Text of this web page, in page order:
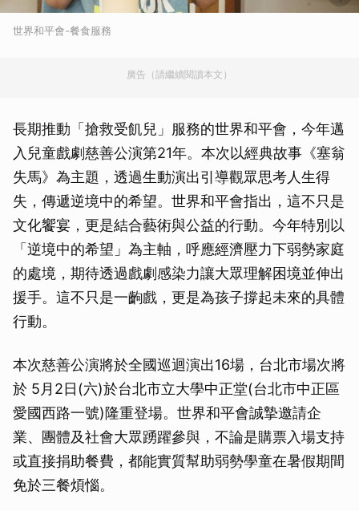
世界和平會-餐食服務
廣告（請繼續閱讀本文）
長期推動「搶救受飢兒」服務的世界和平會，今年邁
入兒童戲劇慈善公演第21年。本次以經典故事《塞翁
失馬》為主題，透過生動演出引導觀眾思考人生得
失，傳遞逆境中的希望。世界和平會指出，這不只是
文化饗宴，更是結合藝術與公益的行動。今年特別以
「逆境中的希望」為主軸，呼應經濟壓力下弱勢家庭
的處境，期待透過戲劇感染力讓大眾理解困境並伸出
援手。這不只是一齣戲，更是為孩子撐起未來的具體
行動。
本次慈善公演將於全國巡迴演出16場，台北市場次將
於 5月2日(六)於台北市立大學中正堂(台北市中正區
愛國西路一號)隆重登場。世界和平會誠摯邀請企
業、團體及社會大眾踴躍參與，不論是購票入場支持
或直接捐助餐費，都能實質幫助弱勢學童在暑假期間
免於三餐煩惱。